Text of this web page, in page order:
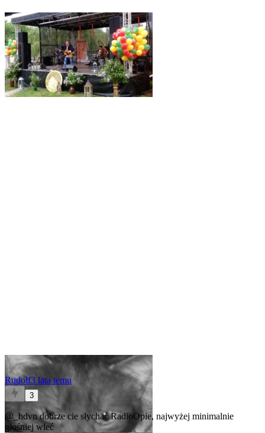
Rudolf3 lata temu
3
@_hdvndobrze cie słychać RadioOpie, najwyżej minimalnie
głośniej wleć